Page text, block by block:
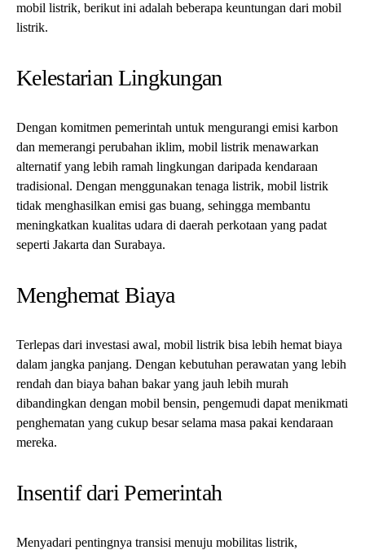
mobil listrik, berikut ini adalah beberapa keuntungan dari mobil
listrik.
Kelestarian Lingkungan
Dengan komitmen pemerintah untuk mengurangi emisi karbon
dan memerangi perubahan iklim, mobil listrik menawarkan
alternatif yang lebih ramah lingkungan daripada kendaraan
tradisional. Dengan menggunakan tenaga listrik, mobil listrik
tidak menghasilkan emisi gas buang, sehingga membantu
meningkatkan kualitas udara di daerah perkotaan yang padat
seperti Jakarta dan Surabaya.
Menghemat Biaya
Terlepas dari investasi awal, mobil listrik bisa lebih hemat biaya
dalam jangka panjang. Dengan kebutuhan perawatan yang lebih
rendah dan biaya bahan bakar yang jauh lebih murah
dibandingkan dengan mobil bensin, pengemudi dapat menikmati
penghematan yang cukup besar selama masa pakai kendaraan
mereka.
Insentif dari Pemerintah
Menyadari pentingnya transisi menuju mobilitas listrik,